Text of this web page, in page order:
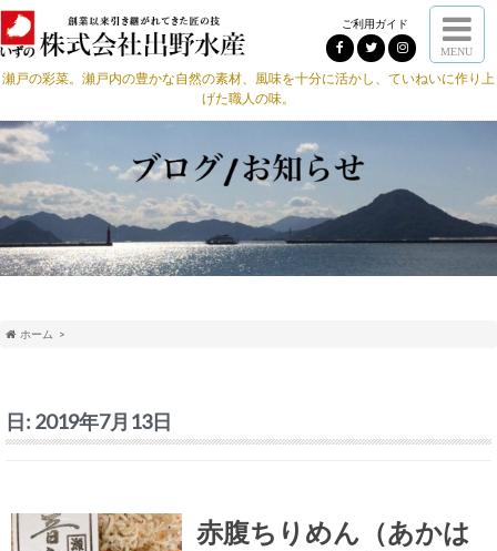
ご利用ガイド
MENU
瀬戸の彩菜。瀬戸内の豊かな自然の素材、風味を十分に活かし、ていねいに作り上
げた職人の味。
ホーム
日: 2019年7月13日
赤腹ちりめん（あかは